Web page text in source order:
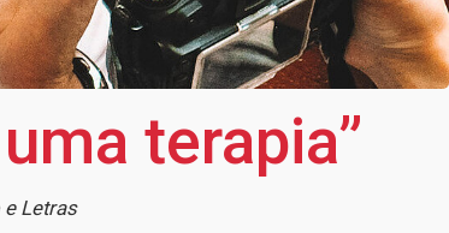
terapia”
Letras